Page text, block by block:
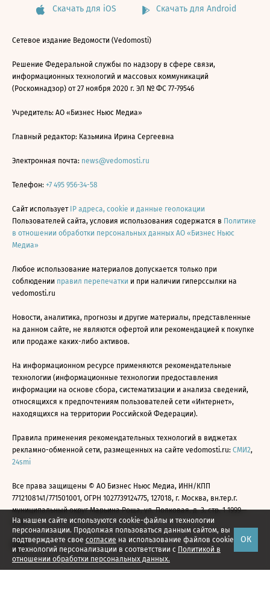
На нашем сайте используются cookie-файлы и технологии
персонализации. Продолжая пользоваться данным сайтом, вы
подтверждаете свое согласие на использование файлов cookie
и технологий персонализации в соответствии с Политикой в
отношении обработки персональных данных.
ОК
Скачать для iOS Скачать для Android
Сетевое издание Ведомости (Vedomosti)
Решение Федеральной службы по надзору в сфере связи,
информационных технологий и массовых коммуникаций
(Роскомнадзор) от 27 ноября 2020 г. ЭЛ № ФС 77-79546
Учредитель: АО «Бизнес Ньюс Медиа»
Главный редактор: Казьмина Ирина Сергеевна
Электронная почта: news@vedomosti.ru
Телефон: +7 495 956-34-58
Сайт использует IP адреса, cookie и данные геолокации
Пользователей сайта, условия использования содержатся в Политике
в отношении обработки персональных данных АО «Бизнес Ньюс
Медиа»
Любое использование материалов допускается только при
соблюдении правил перепечатки и при наличии гиперссылки на
vedomosti.ru
Новости, аналитика, прогнозы и другие материалы, представленные
на данном сайте, не являются офертой или рекомендацией к покупке
или продаже каких-либо активов.
На информационном ресурсе применяются рекомендательные
технологии (информационные технологии предоставления
информации на основе сбора, систематизации и анализа сведений,
относящихся к предпочтениям пользователей сети «Интернет»,
находящихся на территории Российской Федерации).
Правила применения рекомендательных технологий в виджетах
рекламно-обменной сети, размещенных на сайте vedomosti.ru: СМИ2,
24smi
Все права защищены © АО Бизнес Ньюс Медиа, ИНН/КПП
7712108141/771501001, ОГРН 1027739124775, 127018, г. Москва, вн.тер.г.
муниципальный округ Марьина Роща, ул. Полковая, д. 3, стр. 1 1999—
2026